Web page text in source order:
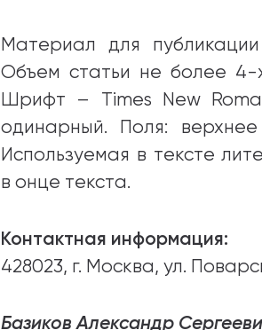
Материал для
Объем статьи не более 4-
Шрифт – Times New
одинарный. Поля:
Используемая в тексте
в онце текста.
Контактная информация:
428023, г. Москва, ул.
Базиков Александр